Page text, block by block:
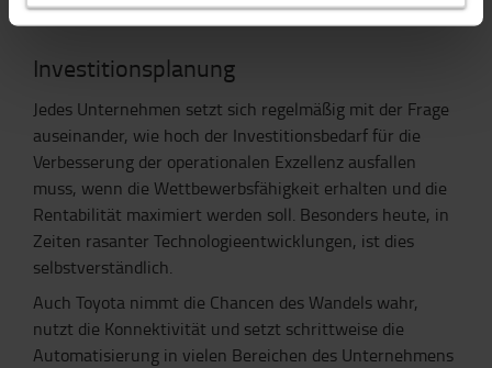
Investitionsplanung
Jedes Unternehmen setzt sich regelmäßig mit der Frage
auseinander, wie hoch der Investitionsbedarf für die
Verbesserung der operationalen Exzellenz ausfallen
muss, wenn die Wettbewerbsfähigkeit erhalten und die
Rentabilität maximiert werden soll. Besonders heute, in
Zeiten rasanter Technologieentwicklungen, ist dies
selbstverständlich.
Auch Toyota nimmt die Chancen des Wandels wahr,
nutzt die Konnektivität und setzt schrittweise die
Automatisierung in vielen Bereichen des Unternehmens